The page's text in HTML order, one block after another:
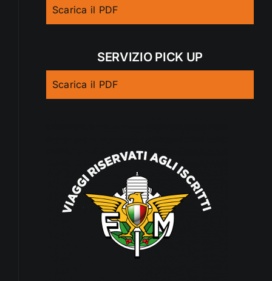
Scarica il PDF
SERVIZIO PICK UP
Scarica il PDF